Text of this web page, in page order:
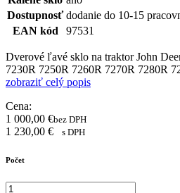
Dostupnosť dodanie do 10-15
EAN kód
97531
Dverové ľavé sklo na traktor John
7230R 7250R 7260R 7270R 7280R
zobraziť celý popis
Cena:
1 000,00 €bez DPH
1 230,00 € s DPH
Počet